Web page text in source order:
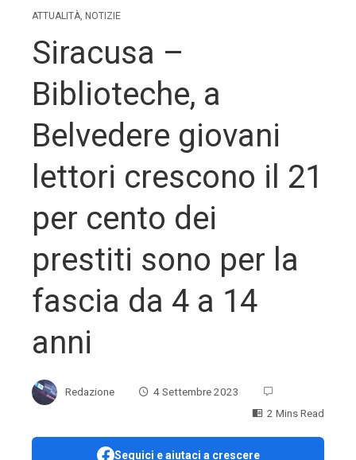
ATTUALITÀ, NOTIZIE
Siracusa –
Biblioteche, a
Belvedere giovani
lettori crescono il 21
per cento dei
prestiti sono per la
fascia da 4 a 14
anni
Redazione
4 Settembre 2023
2 Mins Read
Seguici e aiutaci a crescere